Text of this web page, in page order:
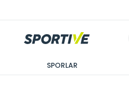
SPORLAR